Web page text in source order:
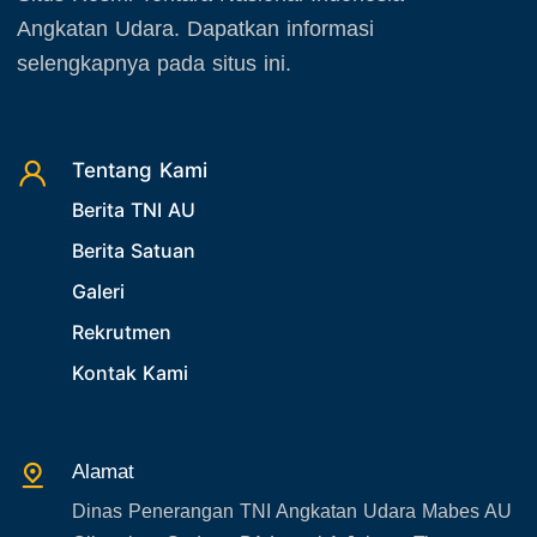
22. Latihan TNI
23. Operasi TNI
26. Agenda Yasarini
27. Politik
28. Bukan Berita TNI AU
29. Akademik
30. Organisasi TNI
31. SPAM
34. Agenda Kabupaten/Kota
November 2025
Angkatan Udara. Dapatkan informasi
selengkapnya pada situs ini.
Tentang Kami
Berita TNI AU
Berita Satuan
Galeri
Rekrutmen
Kontak Kami
Alamat
Dinas Penerangan TNI Angkatan Udara Mabes AU